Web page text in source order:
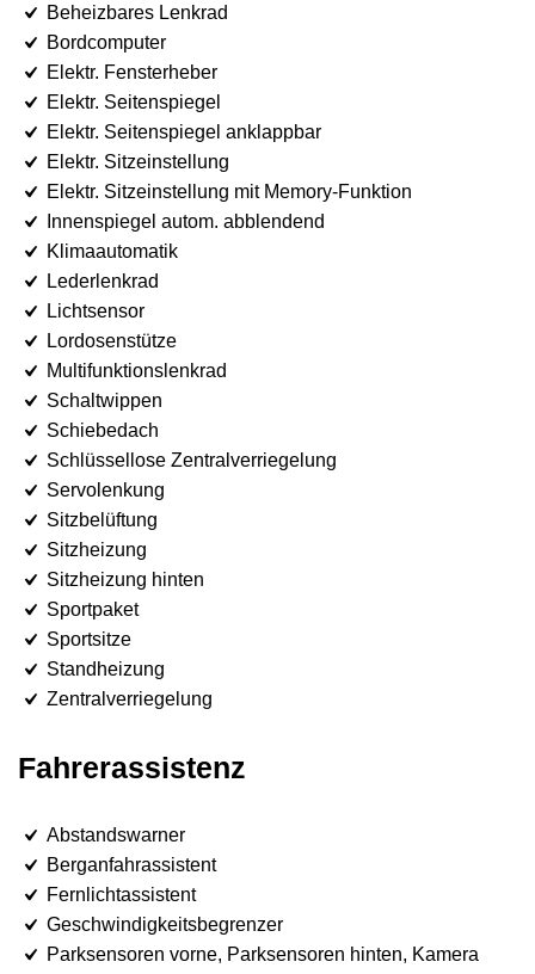
Beheizbares Lenkrad
Bordcomputer
Elektr. Fensterheber
Elektr. Seitenspiegel
Elektr. Seitenspiegel anklappbar
Elektr. Sitzeinstellung
Elektr. Sitzeinstellung mit Memory-Funktion
Innenspiegel autom. abblendend
Klimaautomatik
Lederlenkrad
Lichtsensor
Lordosenstütze
Multifunktionslenkrad
Schaltwippen
Schiebedach
Schlüssellose Zentralverriegelung
Servolenkung
Sitzbelüftung
Sitzheizung
Sitzheizung hinten
Sportpaket
Sportsitze
Standheizung
Zentralverriegelung
Fahrerassistenz
Abstandswarner
Berganfahrassistent
Fernlichtassistent
Geschwindigkeitsbegrenzer
Parksensoren vorne, Parksensoren hinten, Kamera